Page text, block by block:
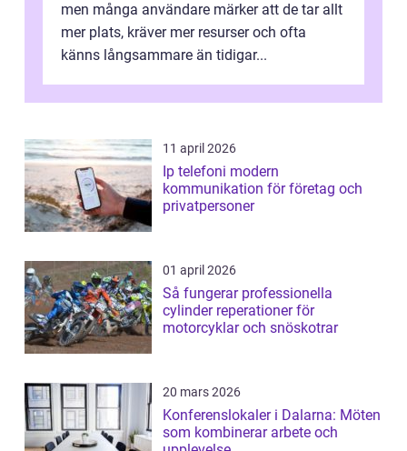
men många användare märker att de tar allt
mer plats, kräver mer resurser och ofta
känns långsammare än tidigar...
11 april 2026
Ip telefoni modern
kommunikation för företag och
privatpersoner
01 april 2026
Så fungerar professionella
cylinder reperationer för
motorcyklar och snöskotrar
20 mars 2026
Konferenslokaler i Dalarna: Möten
som kombinerar arbete och